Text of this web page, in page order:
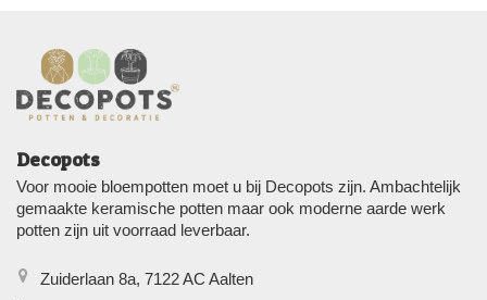
Decopots
Voor mooie bloempotten moet u bij Decopots zijn. Ambachtelijk
gemaakte keramische potten maar ook moderne aarde werk
potten zijn uit voorraad leverbaar.
Zuiderlaan 8a, 7122 AC Aalten